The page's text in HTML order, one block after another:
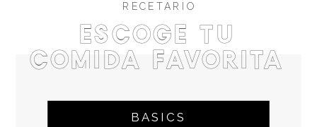
RECETARIO
Escoge tu
comida favorita
BASICS